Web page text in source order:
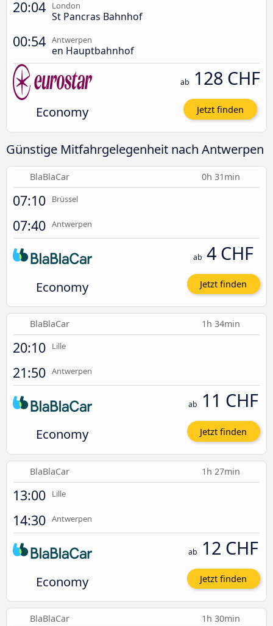
20:04 London
St Pancras Bahnhof
00:54 Antwerpen
en Hauptbahnhof
Economy
ab 128 CHF
Jetzt finden
Günstige Mitfahrgelegenheit nach Antwerpen
BlaBlaCar 0h 31min
07:10 Brüssel
07:40 Antwerpen
Economy
ab 4 CHF
Jetzt finden
BlaBlaCar 1h 34min
20:10 Lille
21:50 Antwerpen
Economy
ab 11 CHF
Jetzt finden
BlaBlaCar 1h 27min
13:00 Lille
14:30 Antwerpen
Economy
ab 12 CHF
Jetzt finden
BlaBlaCar 1h 30min